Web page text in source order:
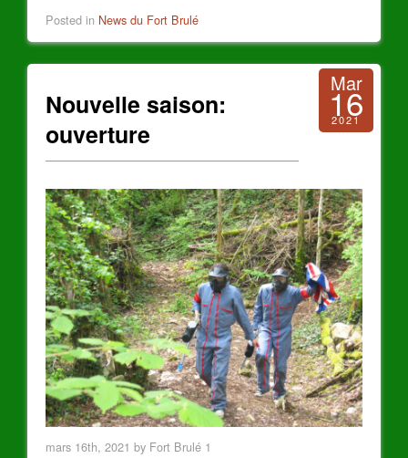
Posted in News du Fort Brulé
Nouvelle saison:
ouverture
Mar
16
2021
mars 16th, 2021 by Fort Brulé 1